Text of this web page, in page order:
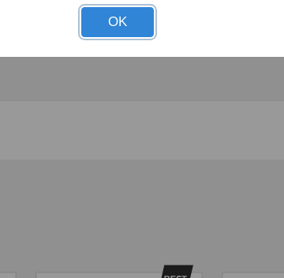
détachées
OK